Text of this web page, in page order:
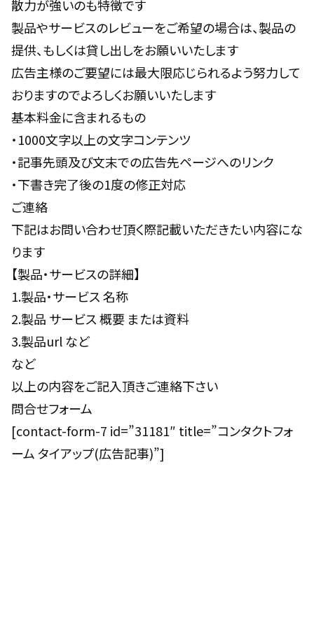
散力が強いのも特徴です
製品やサービスのレビューをご希望の場合は、製品の
提供、もしくは貸し出しをお願いいたします
広告主様のご要望には最大限応じられるよう努力して
おりますのでよろしくお願いいたします
基本料金に含まれるもの
・1000文字以上の文字コンテンツ
・記事先頭及び文末での広告先ページへのリンク
・下書き完了後の1度の修正対応
ご連絡
下記はお問い合わせ頂く際記載いただきたい内容にな
ります
【製品・サービスの詳細】
1.製品・サービス 名称
2.製品 サービス 概要 または資料
3.製品url など
など
以上の内容をご記入頂きご連絡下さい
問合せフォーム
[contact-form-7 id=”31181″ title=”コンタクトフォ
ーム タイアップ(広告記事)”]